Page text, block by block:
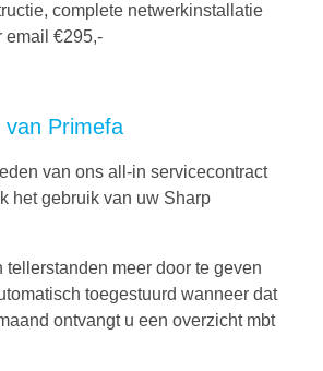
complete netwerkinstallatie
email €295,-
van Primefa
van ons all-in servicecontract
het gebruik van uw Sharp
tellerstanden meer door te geven
toegestuurd wanneer dat
ontvangt u een overzicht mbt